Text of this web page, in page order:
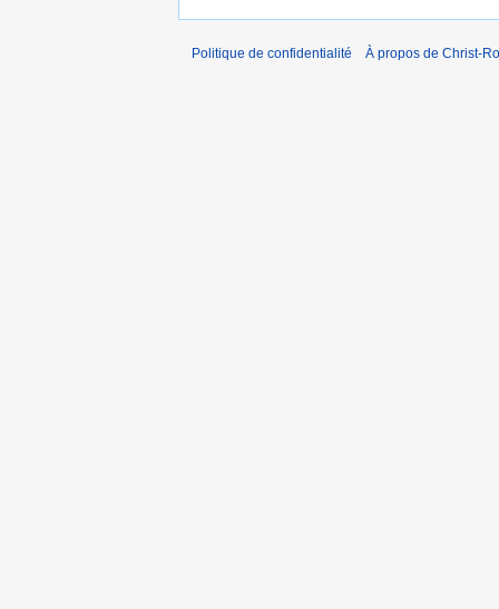
Politique de confidentialité À propos de Christ-